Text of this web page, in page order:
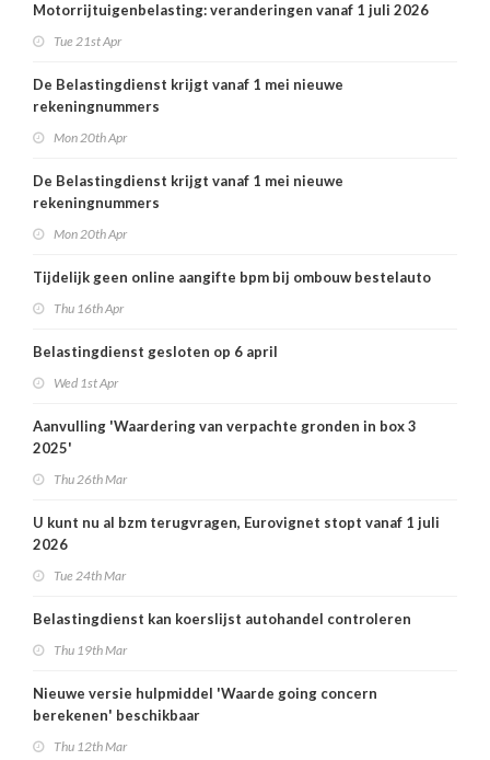
Motorrijtuigenbelasting: veranderingen vanaf 1 juli 2026
Tue 21st Apr
De Belastingdienst krijgt vanaf 1 mei nieuwe
rekeningnummers
Mon 20th Apr
De Belastingdienst krijgt vanaf 1 mei nieuwe
rekeningnummers
Mon 20th Apr
Tijdelijk geen online aangifte bpm bij ombouw bestelauto
Thu 16th Apr
Belastingdienst gesloten op 6 april
Wed 1st Apr
Aanvulling 'Waardering van verpachte gronden in box 3
2025'
Thu 26th Mar
U kunt nu al bzm terugvragen, Eurovignet stopt vanaf 1 juli
2026
Tue 24th Mar
Belastingdienst kan koerslijst autohandel controleren
Thu 19th Mar
Nieuwe versie hulpmiddel 'Waarde going concern
berekenen' beschikbaar
Thu 12th Mar